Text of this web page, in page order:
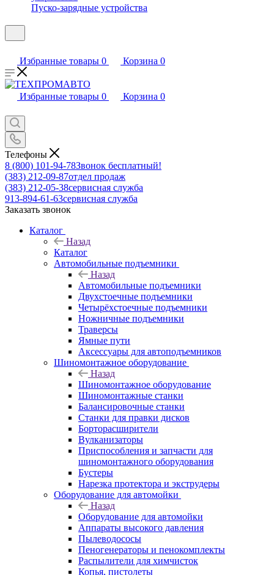
Пуско-зарядные устройства
Избранные товары 0 Корзина 0
Избранные товары 0 Корзина 0
Телефоны
8 (800) 101-94-78Звонок бесплатный!
(383) 212-09-87отдел продаж
(383) 212-05-38сервисная служба
913-894-61-63сервисная служба
Заказать звонок
Каталог
Назад
Каталог
Автомобильные подъемники
Назад
Автомобильные подъемники
Двухстоечные подъемники
Четырёхстоечные подъемники
Ножничные подъемники
Траверсы
Ямные пути
Аксессуары для автоподъемников
Шиномонтажное оборудование
Назад
Шиномонтажное оборудование
Шиномонтажные станки
Балансировочные станки
Станки для правки дисков
Борторасширители
Вулканизаторы
Приспособления и запчасти для
шиномонтажного оборудования
Бустеры
Нарезка протектора и экструдеры
Оборудование для автомойки
Назад
Оборудование для автомойки
Аппараты высокого давления
Пылеводососы
Пеногенераторы и пенокомплекты
Распылители для химчисток
Копья, пистолеты